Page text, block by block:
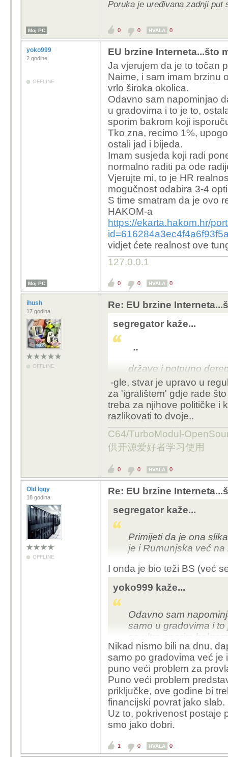
glup, odnosno
grafovima pa dobije
reference-izvore
provjeri otkrije se da
-ponovo, može biti
ali s ciljem.. i to je
stoje iza, ne možemo
politički-ekonomski ili
zametanje tragova u
satelitskim državama
-iduća država koja
moldavija.. pogodite
beautiful...
Poruka je uređivana zadnji put
Moj PC 0 0 HVALA 0
yoko999
2 godine
OFFLINE
EU brzine Interneta...što
Ja vjerujem da je to točan
Naime, i sam imam brzinu
vrlo široka okolica.
Odavno sam napominjao
u gradovima i to je to,
sporim bakrom koji
Tko zna, recimo 1%,
ostali jad i bijeda.
Imam susjeda koji radi
normalno raditi pa ode
Vjerujte mi, to je HR
mogučnost odabira 3-4
S time smatram da je ovo
HAKOM-a
https://ekarta.hakom.hr/
vidjet ćete realnost ove
127.0.0.1
Moj PC 0 0 HVALA 0
ihush
17 godina
OFFLINE
Re: EU brzine
segregator kaže...
..
države i potpuno
-gle, stvar je upravo u
za 'igralištem' gdje rade
treba za njihove političke i
razlikovati to dvoje..
C64/TurboModul-
供开源爱好者学习使用
0 0 HVALA 0
Old Iggy
18 godina
OFFLINE
Re: EU brzine
segregator kaže...
Primijeti da je ona
je i Rumunjska već
I onda je bio teži BS (već
yoko999 kaže...
Odavno sam
samo u gradovima i
sa ultra-sporim
za 2001. godinu.
Nikad nismo bili na dnu,
samo po gradovima već je
puno veći problem za
Puno veći problem
priključke, ove godine bi
financijski povrat jako slab.
Uz to, pokrivenost postaje
smo jako dobri.
1 0 HVALA 0